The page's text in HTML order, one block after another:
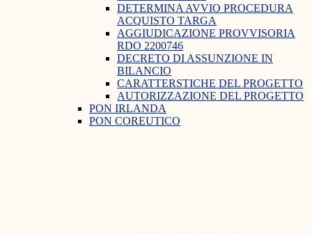
DETERMINA AVVIO PROCEDURA
ACQUISTO TARGA
AGGIUDICAZIONE PROVVISORIA
RDO 2200746
DECRETO DI ASSUNZIONE IN
BILANCIO
CARATTERSTICHE DEL PROGETTO
AUTORIZZAZIONE DEL PROGETTO
PON IRLANDA
PON COREUTICO